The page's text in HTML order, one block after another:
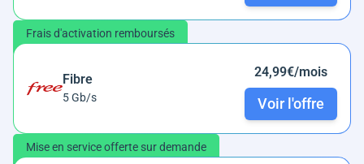
Frais d'activation remboursés
Fibre
5 Gb/s
24,99€/mois
Voir l'offre
Mise en service offerte sur demande